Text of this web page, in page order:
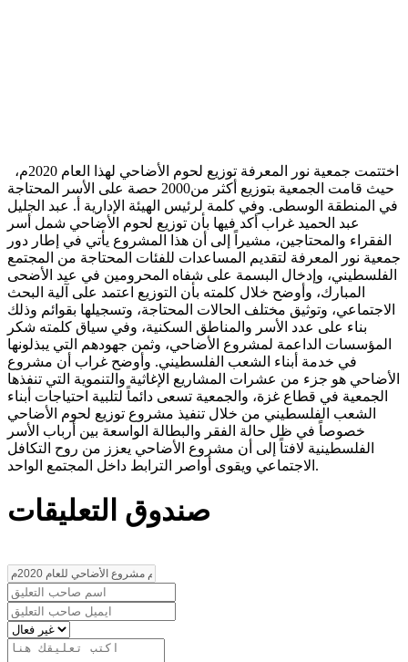
حيث قامت الجمعية بتوزيع أكثر من2000 حصة على الأسر المحتاجة
في المنطقة الوسطى. وفي كلمة لرئيس الهيئة الإدارية أ. عبد الجليل
عبد الحميد غراب أكد فيها بأن توزيع لحوم الأضاحي شمل أسر
الفقراء والمحتاجين، مشيراً إلى أن هذا المشروع يأتي في إطار دور
جمعية نور المعرفة لتقديم المساعدات للفئات المحتاجة من المجتمع
الفلسطيني، وإدخال البسمة على شفاه المحرومين في عيد الأضحى
المبارك، وأوضح خلال كلمته بأن التوزيع اعتمد على آلية البحث
الاجتماعي، وتوثيق مختلف الحالات المحتاجة، وتسجيلها بقوائم وذلك
بناء على عدد الأسر والمناطق السكنية، وفي سياق كلمته شكر
المؤسسات الداعمة لمشروع الأضاحي، وثمن جهودهم التي يبذلونها
في خدمة أبناء الشعب الفلسطيني. وأوضح غراب أن مشروع
الأضاحي هو جزء من عشرات المشاريع الإغاثية والتنموية التي تنفذها
الجمعية في قطاع غزة، والجمعية تسعى دائماً لتلبية احتياجات أبناء
الشعب الفلسطيني من خلال تنفيذ مشروع توزيع لحوم الأضاحي
خصوصاً في ظل حالة الفقر والبطالة الواسعة بين أرباب الأسر
الفلسطينية لافتاً إلى أن مشروع الأضاحي يعزز من روح التكافل
الاجتماعي ويقوى أواصر الترابط داخل المجتمع الواحد.
صندوق التعليقات